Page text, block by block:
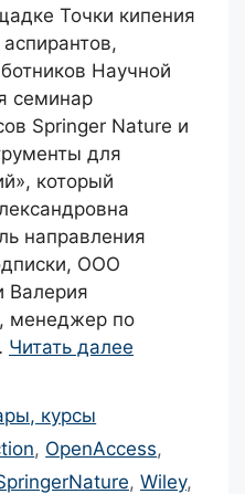
Точки кипения
Научной
семинар
Springer Nature и
для
который
направления
ООО
Валерия
менеджер по
Читать далее
курсы
, OpenAccess,
, Wiley,